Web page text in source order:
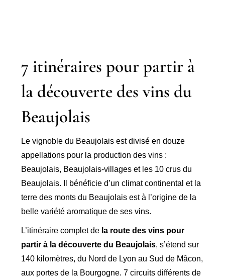
7 itinéraires pour partir à
la découverte des vins du
Beaujolais
Le vignoble du Beaujolais est divisé en douze
appellations pour la production des vins :
Beaujolais, Beaujolais-villages et les 10 crus du
Beaujolais. Il bénéficie d’un climat continental et la
terre des monts du Beaujolais est à l’origine de la
belle variété aromatique de ses vins.
L’itinéraire complet de la route des vins pour
partir à la découverte du Beaujolais, s’étend sur
140 kilomètres, du Nord de Lyon au Sud de Mâcon,
aux portes de la Bourgogne. 7 circuits différents de